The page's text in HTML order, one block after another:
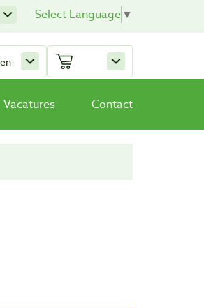
Select Language▼
Vacatures Contact